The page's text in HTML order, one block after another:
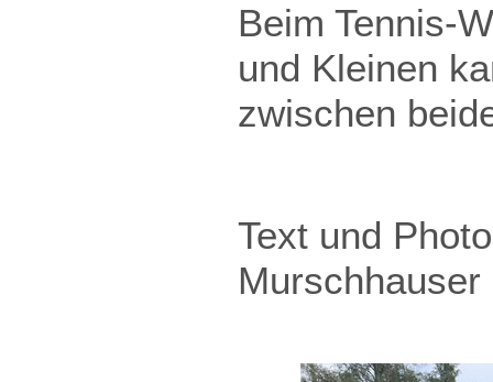
Beim Tennis-
und Kleinen
zwischen
Text und
Murschhauser